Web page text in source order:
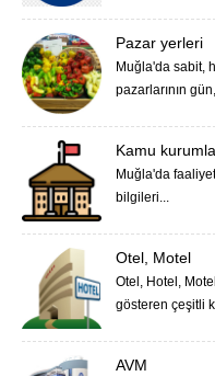
Pazar yerleri
Muğla'da sabit,
pazarlarının
Kamu
Muğla'da
bilgileri...
Otel, Motel
Otel, Hotel,
gösteren çeşitli
AVM